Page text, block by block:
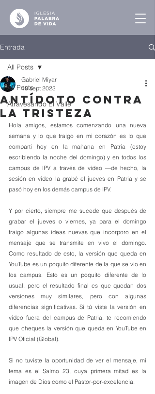
Entrada
All Posts
Atravesando El Valle
All Posts
Antídoto Contra
la Tristeza
Gabriel Miyar
18 sept 2023
Hola amigos, estamos comenzando una nueva
semana y lo que traigo en mi corazón es lo que
compartí hoy en la mañana en Patria (estoy
escribiendo la noche del domingo) y en todos los
campus de IPV a través de video —de hecho, la
sesión en video la grabé el jueves en Patria y se
pasó hoy en los demás campus de IPV.
Y por cierto, siempre me sucede que después de
grabar el jueves o viernes, ya para el domingo
traigo algunas ideas nuevas que incorporo en el
mensaje que se transmite en vivo el domingo.
Como resultado de esto, la versión que queda en
YouTube es un poquito diferente de la que se vio en
los campus. Esto es un poquito diferente de lo
usual, pero el resultado final es que quedan dos
versiones muy similares, pero con algunas
diferencias significativas. Si tú viste la versión en
video fuera del campus de Patria, te recomiendo
que cheques la versión que queda en YouTube en
IPV Oficial (Global).
Si no tuviste la oportunidad de ver el mensaje, mi
tema es el Salmo 23, cuya primera mitad es la
imagen de Dios como el Pastor-por-excelencia.